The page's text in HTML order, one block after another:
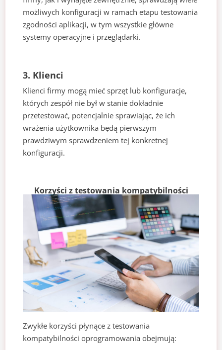
możliwych konfiguracji w ramach etapu testowania
zgodności aplikacji, w tym wszystkie główne
systemy operacyjne i przeglądarki.
3. Klienci
Klienci firmy mogą mieć sprzęt lub konfiguracje,
których zespół nie był w stanie dokładnie
przetestować, potencjalnie sprawiając, że ich
wrażenia użytkownika będą pierwszym
prawdziwym sprawdzeniem tej konkretnej
konfiguracji.
Korzyści z testowania kompatybilności
Zwykłe korzyści płynące z testowania
kompatybilności oprogramowania obejmują: